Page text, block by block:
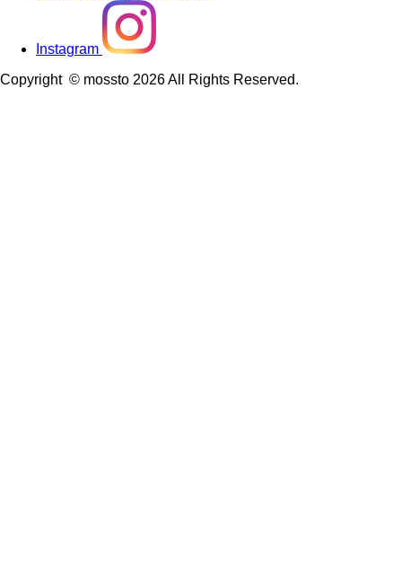
Instagram
Copyright © mossto 2026 All Rights Reserved.